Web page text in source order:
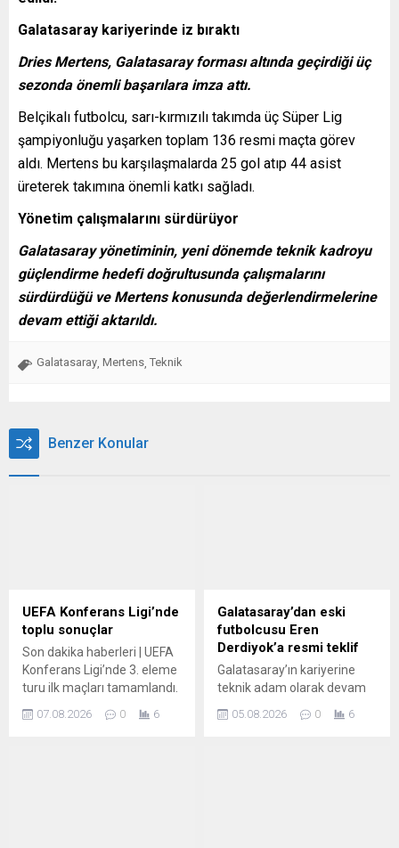
Galatasaray kariyerinde iz bıraktı
Dries Mertens, Galatasaray forması altında geçirdiği üç
sezonda önemli başarılara imza attı.
Belçikalı futbolcu, sarı-kırmızılı takımda üç Süper Lig
şampiyonluğu yaşarken toplam 136 resmi maçta görev
aldı. Mertens bu karşılaşmalarda 25 gol atıp 44 asist
üreterek takımına önemli katkı sağladı.
Yönetim çalışmalarını sürdürüyor
Galatasaray yönetiminin, yeni dönemde teknik kadroyu
güçlendirme hedefi doğrultusunda çalışmalarını
sürdürdüğü ve Mertens konusunda değerlendirmelerine
devam ettiği aktarıldı.
Galatasaray Mertens Teknik
Benzer Konular
UEFA Konferans Ligi’nde
toplu sonuçlar
Son dakika haberleri | UEFA
Konferans Ligi’nde 3. eleme
turu ilk maçları tamamlandı.
07.08.2026 0 6
Galatasaray’dan eski
futbolcusu Eren
Derdiyok’a resmi teklif
Galatasaray’ın kariyerine
teknik adam olarak devam
Derdiyok’a teklif yaptığı ileri
05.08.2026 0 6